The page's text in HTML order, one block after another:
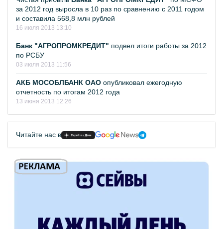
за 2012 год выросла в 10 раз по сравнению с 2011 годом
и составила 568,8 млн рублей
16 июля 2013 13:10
Банк "АГРОПРОМКРЕДИТ" подвел итоги работы за 2012
по РСБУ
03 июля 2013 11:56
АКБ МОСОБЛБАНК ОАО опубликовал ежегодную
отчетность по итогам 2012 года
13 июня 2013 12:26
Читайте нас в